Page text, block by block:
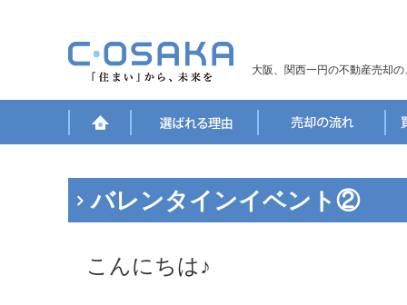
大阪、関西一円の不動産売却
バレンタインイベント②
こんにちは♪